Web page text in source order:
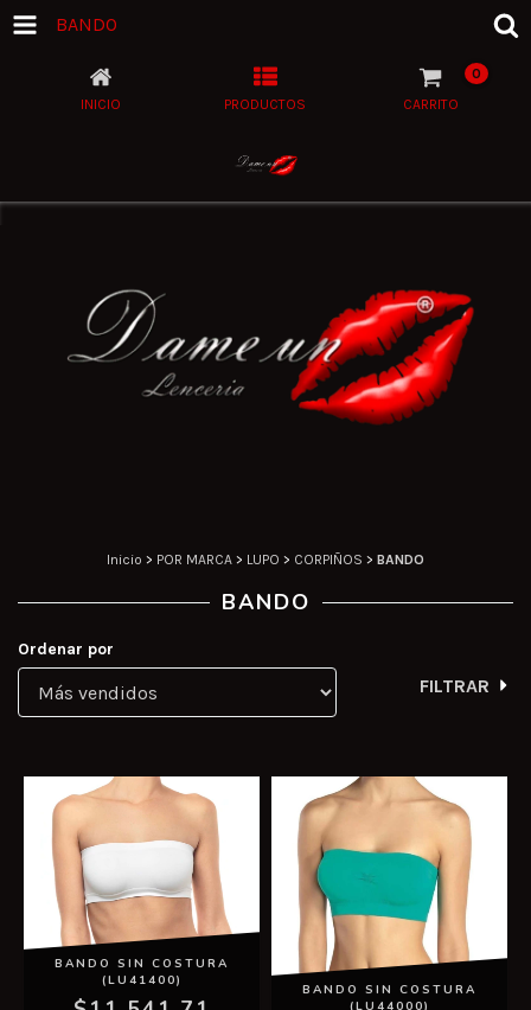
BANDO
INICIO PRODUCTOS CARRITO
0
Inicio > POR MARCA > LUPO > CORPIÑOS > BANDO
BANDO
Ordenar por
FILTRAR
BANDO SIN COSTURA
(LU41400)
BANDO SIN COSTURA
(LU44000)